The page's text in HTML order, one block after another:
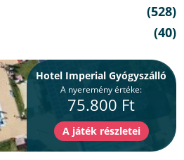
(528)
(40)
Hotel Imperial Gyógyszálló
A nyeremény értéke:
75.800 Ft